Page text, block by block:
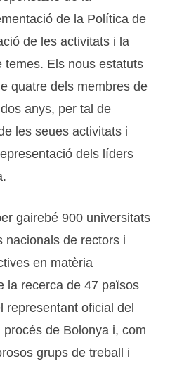
de la Política de
de les activitats i la
temes. Els nous estatuts
quatre dels membres de
anys, per tal de
les seues activitats i
dels líders
gairebé 900 universitats
nacionals de rectors i
en matèria
la recerca de 47 països
representant oficial del
de Bolonya i, com
grups de treball i